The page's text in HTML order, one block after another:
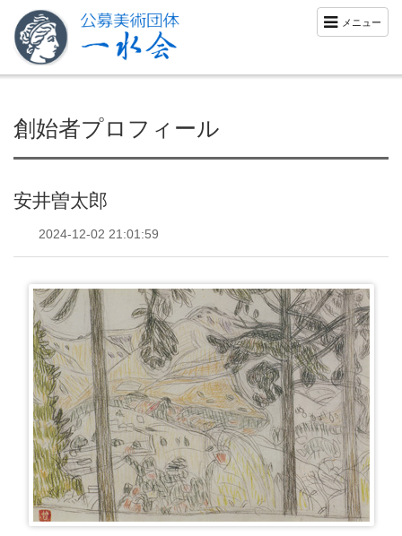
メニュー
創始者プロフィール
安井曽太郎
2024-12-02 21:01:59